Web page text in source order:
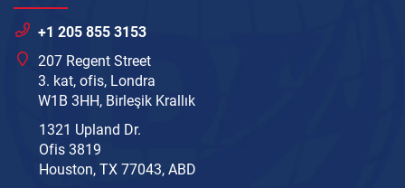
+1 205 855 3153
207 Regent Street
3. kat, ofis, Londra
W1B 3HH, Birleşik Krallık
1321 Upland Dr.
Ofis 3819
Houston, TX 77043, ABD